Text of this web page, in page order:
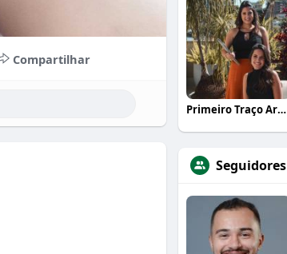
Compartilhar
Primeiro Traço Arquitetura
Seguidores